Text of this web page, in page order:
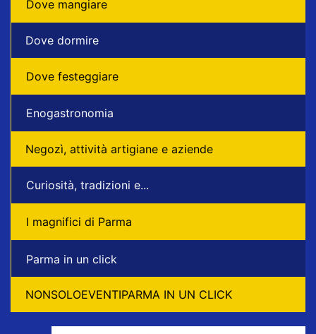
Dove mangiare
Dove dormire
Dove festeggiare
Enogastronomia
Negozì, attività artigiane e aziende
Curiosità, tradizioni e...
I magnifici di Parma
Parma in un click
NONSOLOEVENTIPARMA IN UN CLICK